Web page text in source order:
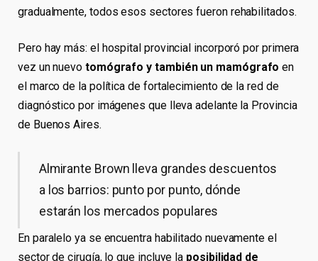
gradualmente, todos esos sectores fueron rehabilitados.
Pero hay más: el hospital provincial incorporó por primera
vez un nuevo tomógrafo y también un mamógrafo en
el marco de la política de fortalecimiento de la red de
diagnóstico por imágenes que lleva adelante la Provincia
de Buenos Aires.
Almirante Brown lleva grandes descuentos
a los barrios: punto por punto, dónde
estarán los mercados populares
En paralelo ya se encuentra habilitado nuevamente el
sector de cirugía, lo que incluye la posibilidad de